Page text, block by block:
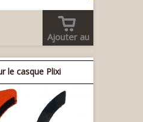
Ajouter au
panier
le casque Plixi